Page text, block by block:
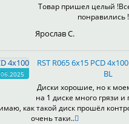
Товар пришел целый
понравились
Ярослав С.
RST R065 6x15 PCD
BL
Диски хорошие, но к
на 1 диске много грязи и
как такой диск прошёл
очень таки..